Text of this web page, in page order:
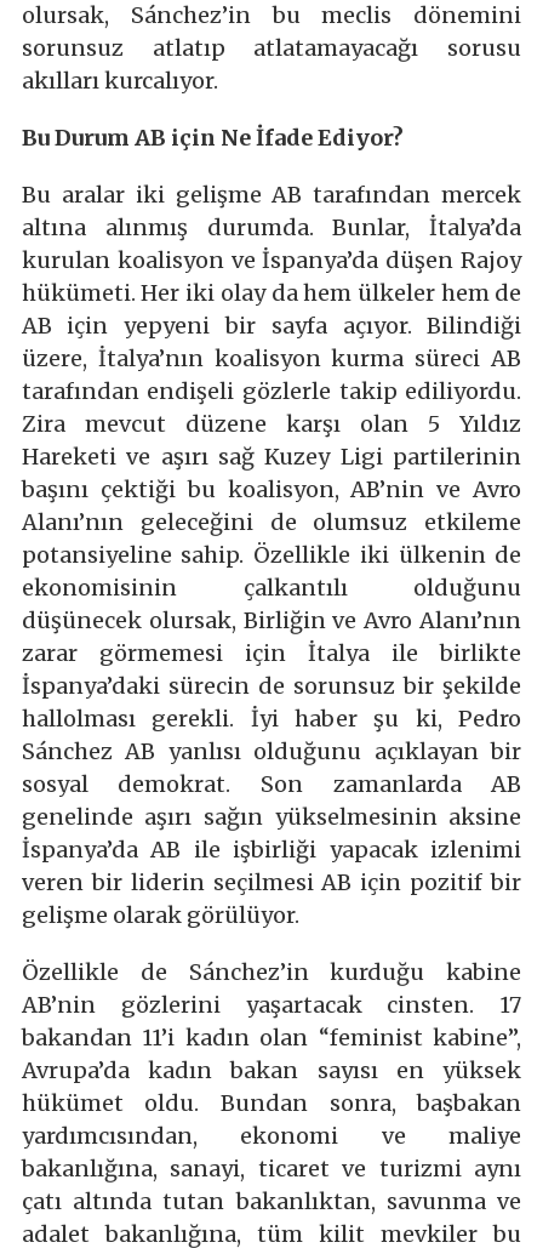
olursak, Sánchez’in bu meclis dönemini
sorunsuz atlatıp atlatamayacağı sorusu
akılları kurcalıyor.
Bu Durum AB için Ne İfade Ediyor?
Bu aralar iki gelişme AB tarafından mercek
altına alınmış durumda. Bunlar, İtalya’da
kurulan koalisyon ve İspanya’da düşen Rajoy
hükümeti. Her iki olay da hem ülkeler hem de
AB için yepyeni bir sayfa açıyor. Bilindiği
üzere, İtalya’nın koalisyon kurma süreci AB
tarafından endişeli gözlerle takip ediliyordu.
Zira mevcut düzene karşı olan 5 Yıldız
Hareketi ve aşırı sağ Kuzey Ligi partilerinin
başını çektiği bu koalisyon, AB’nin ve Avro
Alanı’nın geleceğini de olumsuz etkileme
potansiyeline sahip. Özellikle iki ülkenin de
ekonomisinin çalkantılı olduğunu
düşünecek olursak, Birliğin ve Avro Alanı’nın
zarar görmemesi için İtalya ile birlikte
İspanya’daki sürecin de sorunsuz bir şekilde
hallolması gerekli. İyi haber şu ki, Pedro
Sánchez AB yanlısı olduğunu açıklayan bir
sosyal demokrat. Son zamanlarda AB
genelinde aşırı sağın yükselmesinin aksine
İspanya’da AB ile işbirliği yapacak izlenimi
veren bir liderin seçilmesi AB için pozitif bir
gelişme olarak görülüyor.
Özellikle de Sánchez’in kurduğu kabine
AB’nin gözlerini yaşartacak cinsten. 17
bakandan 11’i kadın olan “feminist kabine”,
Avrupa’da kadın bakan sayısı en yüksek
hükümet oldu. Bundan sonra, başbakan
yardımcısından, ekonomi ve maliye
bakanlığına, sanayi, ticaret ve turizmi aynı
çatı altında tutan bakanlıktan, savunma ve
adalet bakanlığına, tüm kilit mevkiler bu